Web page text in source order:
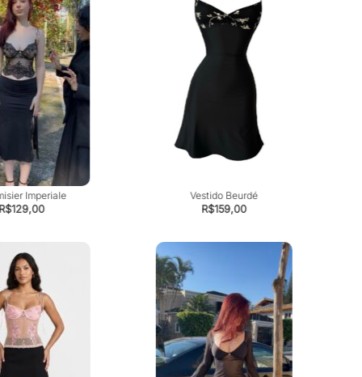
Imperiale
R$129,00
Vestido Beurdé
R$159,00